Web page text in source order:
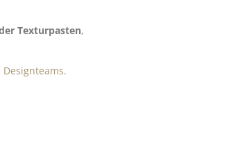
Texturpasten,
Designteams.